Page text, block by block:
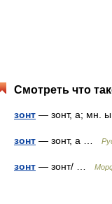
Смотреть что
зонт — зонт, а; мн.
зонт — зонт, а …
зонт — зонт/ …